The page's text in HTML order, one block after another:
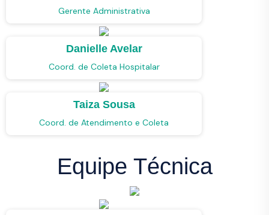
Gerente Administrativa
Danielle Avelar
Coord. de Coleta Hospitalar
Taiza Sousa
Coord. de Atendimento e Coleta
Equipe Técnica